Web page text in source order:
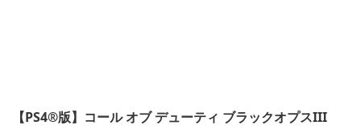
【PS4®版】コール オブ デューティ ブラックオプスIII